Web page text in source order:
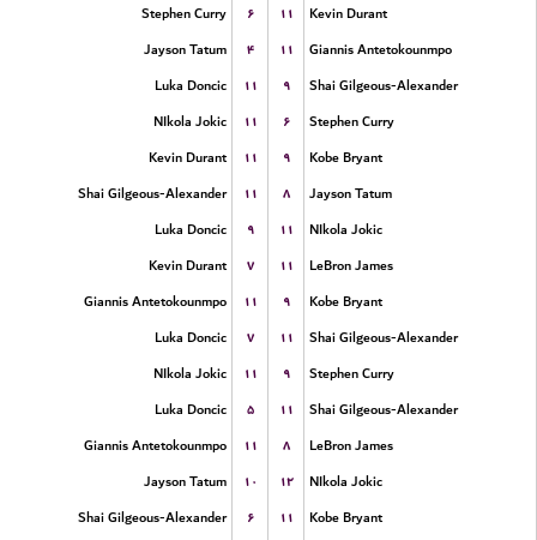
Stephen Curry
۶ ۱۱
Kevin Durant
Jayson Tatum
۴ ۱۱
Giannis Antetokounmpo
Luka Doncic
۱۱ ۹
Shai Gilgeous-Alexander
NIkola Jokic
۱۱ ۶
Stephen Curry
Kevin Durant
۱۱ ۹
Kobe Bryant
Shai Gilgeous-Alexander
۱۱ ۸
Jayson Tatum
Luka Doncic
۹ ۱۱
NIkola Jokic
Kevin Durant
۷ ۱۱
LeBron James
Giannis Antetokounmpo
۱۱ ۹
Kobe Bryant
Luka Doncic
۷ ۱۱
Shai Gilgeous-Alexander
NIkola Jokic
۱۱ ۹
Stephen Curry
Luka Doncic
۵ ۱۱
Shai Gilgeous-Alexander
Giannis Antetokounmpo
۱۱ ۸
LeBron James
Jayson Tatum
۱۰ ۱۲
NIkola Jokic
Shai Gilgeous-Alexander
۶ ۱۱
Kobe Bryant